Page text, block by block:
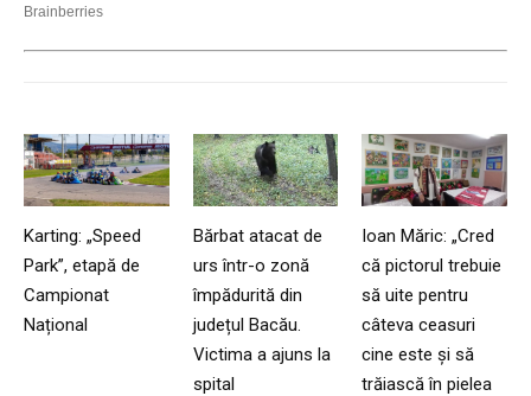
Karting: „Speed
Park”, etapă de
Campionat
Național
Bărbat atacat de
urs într-o zonă
împădurită din
județul Bacău.
Victima a ajuns la
spital
Ioan Măric: „Cred
că pictorul trebuie
să uite pentru
câteva ceasuri
cine este și să
trăiască în pielea